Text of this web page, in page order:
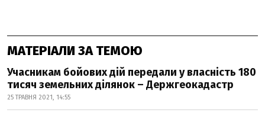
МАТЕРІАЛИ ЗА ТЕМОЮ
Учасникам бойових дій передали у власність 180
тисяч земельних ділянок – Держгеокадастр
25 ТРАВНЯ 2021, 14:55